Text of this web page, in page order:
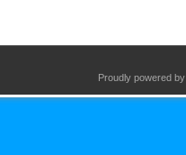
Proudly powered by